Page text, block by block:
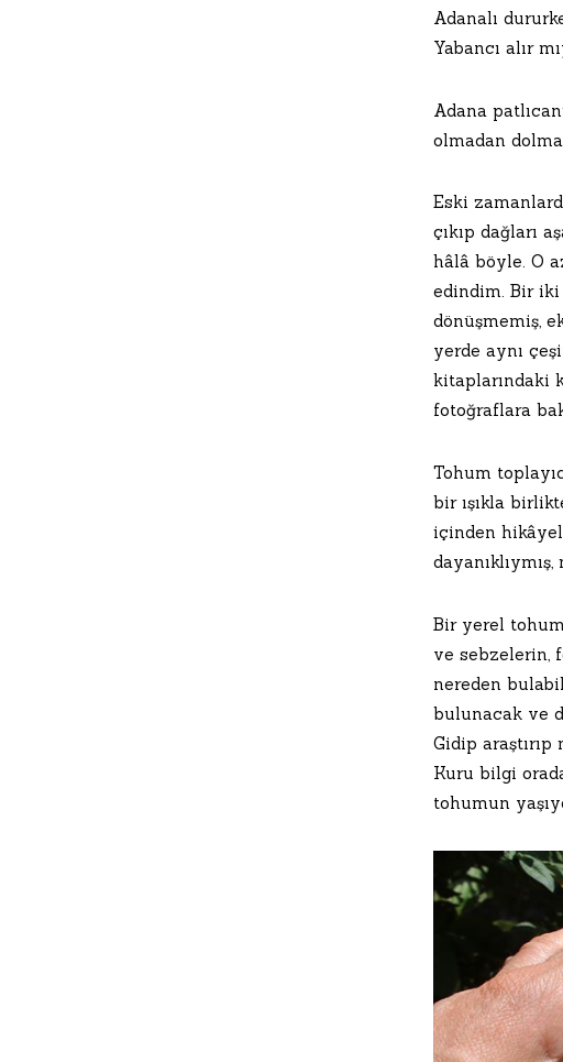
Adanalı
Yabancı alır
Adana
olmadan
Eski
çıkıp dağları
hâlâ böyle. O
edindim. Bir
dönüşmemiş,
yerde aynı
kitaplarındaki
fotoğraflara
Tohum
bir ışıkla
içinden
Bir yerel
ve sebzelerin,
nereden
bulunacak ve
Gidip
Kuru bilgi
tohumun